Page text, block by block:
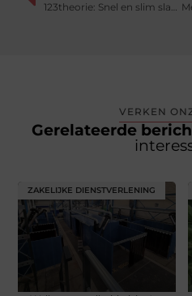
123theorie: Snel en slim slagen voor je auto theorie
VERKEN
Gerelateerde
ZAKELIJKE DIENSTVERLENING